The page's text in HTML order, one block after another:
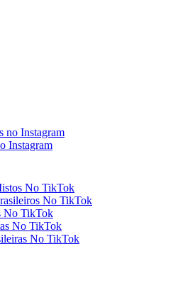
no Instagram
Instagram
No TikTok
No TikTok
No TikTok
No TikTok
No TikTok